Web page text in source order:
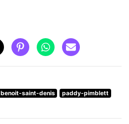
benoit-saint-denis
paddy-pimblett